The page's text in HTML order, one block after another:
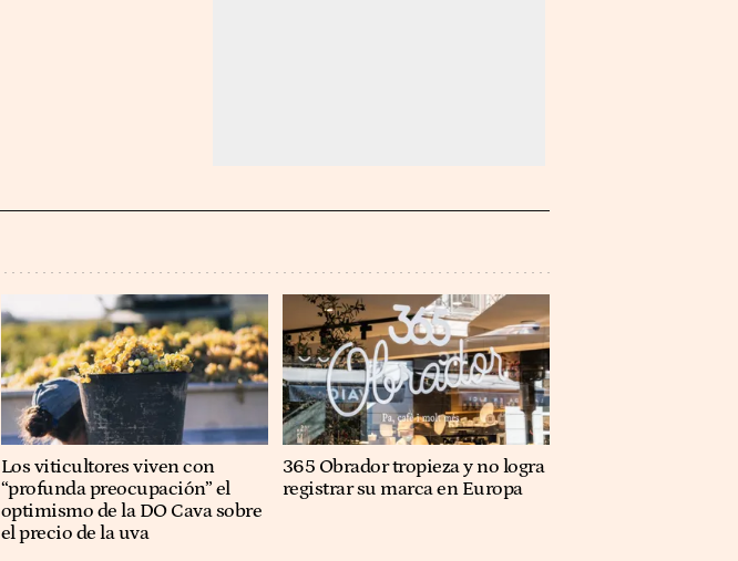
Los viticultores viven con
“profunda preocupación” el
optimismo de la DO Cava sobre
el precio de la uva
365 Obrador tropieza y no logra
registrar su marca en Europa